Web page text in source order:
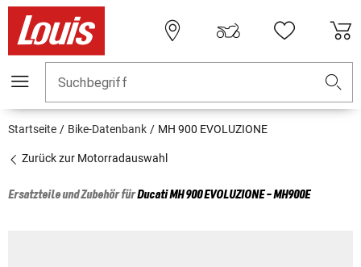
Suchbegriff
Startseite Bike-Datenbank MH 900 EVOLUZIONE
Zurück zur Motorradauswahl
Ersatzteile und Zubehör fürDucatiMH 900 EVOLUZIONE - MH900E